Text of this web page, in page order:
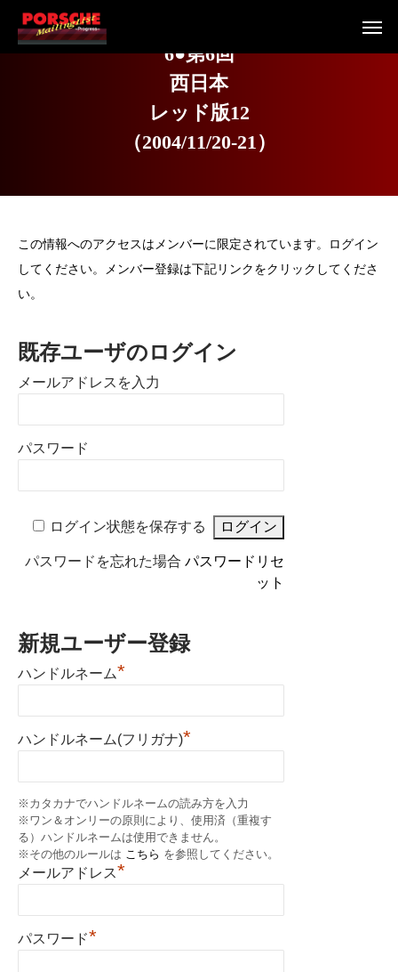
6●第6回
西 日 本
レ ッ ド版12
（2004/11/20-21）
この情報へのアクセスはメンバーに限定されています。ログイン
してください。メンバー登録は下記リンクをクリックしてくださ
い。
既存ユーザのログイン
メールアドレスを入力
パスワード
ログイン状態を保存する
パスワードを忘れた場合 パスワードリセ
ット
新規ユーザー登録
ハンドルネーム*
ハンドルネーム(フリガナ)*
※カタカナでハンドルネームの読み方を入力
※ワン＆オンリーの原則により、使用済（重複す
る）ハンドルネームは使用できません。
※その他のルールは こちら を参照してください。
メールアドレス*
パスワード*